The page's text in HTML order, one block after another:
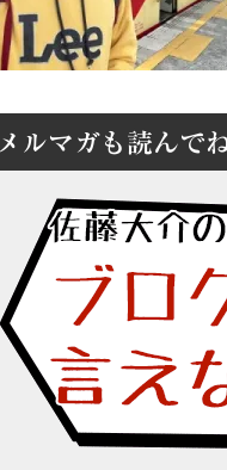
メルマガも読んで